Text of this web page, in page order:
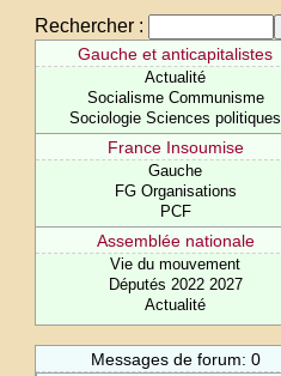
Rechercher :
Gauche et anticapitalistes
Actualité
Socialisme Communisme
Sociologie Sciences politiques
France Insoumise
Gauche
FG Organisations
PCF
Assemblée nationale
Vie du mouvement
Députés 2022 2027
Actualité
Messages de forum: 0